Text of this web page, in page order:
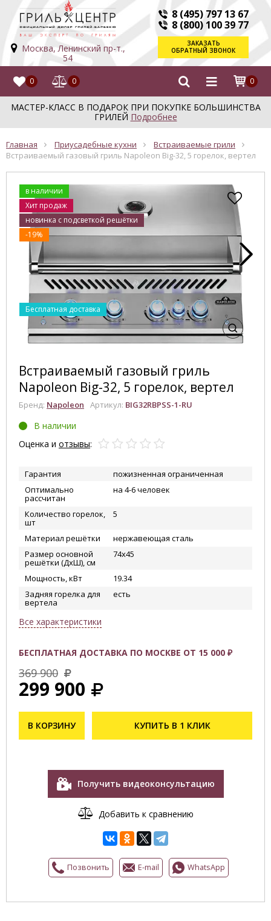
Москва, Ленинский пр-т.,
54
8 (495) 797 13 67
8 (800) 100 39 77
ЗАКАЗАТЬ
ОБРАТНЫЙ ЗВОНОК
0 0 0
МАСТЕР-КЛАСС В ПОДАРОК ПРИ ПОКУПКЕ БОЛЬШИНСТВА
ГРИЛЕЙ Подробнее
Главная Приусадебные кухни
Встраиваемые грили
Встраиваемый газовый гриль Napoleon Big-32, 5 горелок, вертел
в наличии
Хит продаж
Бесплатная доставка
новинка с подсветкой решётки
-19%
Встраиваемый газовый гриль
Napoleon Big-32, 5 горелок, вертел
Бренд: Napoleon Артикул: BIG32RBPSS-1-RU
В наличии
Оценка и отзывы:
Гарантия
пожизненная ограниченная
Оптимально
рассчитан
на 4-6 человек
Количество горелок,
шт
5
Материал решётки
нержавеющая сталь
Размер основной
решётки (ДхШ), см
74х45
Мощность, кВт
19.34
Задняя горелка для
вертела
есть
Все характеристики
БЕСПЛАТНАЯ ДОСТАВКА ПО МОСКВЕ ОТ 15 000 ₽
369 900
299 900
В КОРЗИНУ КУПИТЬ В 1 КЛИК
Получить видеоконсультацию
Добавить к сравнению
Позвонить E-mail WhatsApp